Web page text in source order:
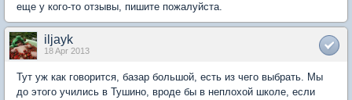
еще у кого-то отзывы, пишите пожалуйста.
iljayk
18 Apr 2013
Тут уж как говорится, базар большой, есть из чего выбрать. Мы
до этого учились в Тушино, вроде бы в неплохой школе, если